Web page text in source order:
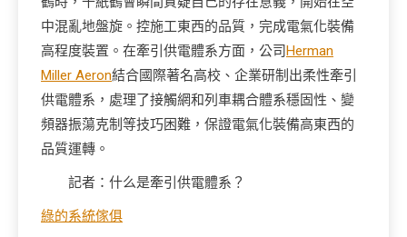
中混亂地盤旋。控施工東西的品質，完成電氣化裝備
高程度裝置。在牽引供電體系方面，公司Herman
Miller Aeron結合國際著名高校、企業研制出柔性牽引
供電體系，處理了接觸網和列車耦合體系穩固性、變
頻器振蕩克制等技巧困難，保證電氣化裝備高東西的
品質運轉。
記者：什么是牽引供電體系？
綠的系統傢俱